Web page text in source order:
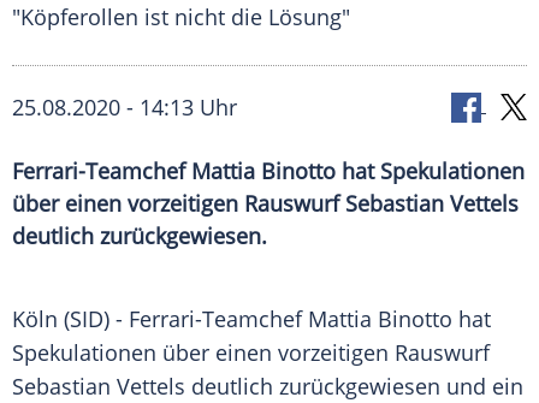
"Köpferollen ist nicht die Lösung"
25.08.2020 - 14:13 Uhr
Ferrari-Teamchef Mattia Binotto hat Spekulationen
über einen vorzeitigen Rauswurf Sebastian Vettels
deutlich zurückgewiesen.
Köln (SID) - Ferrari-Teamchef Mattia Binotto hat
Spekulationen über einen vorzeitigen Rauswurf
Sebastian Vettels deutlich zurückgewiesen und ein